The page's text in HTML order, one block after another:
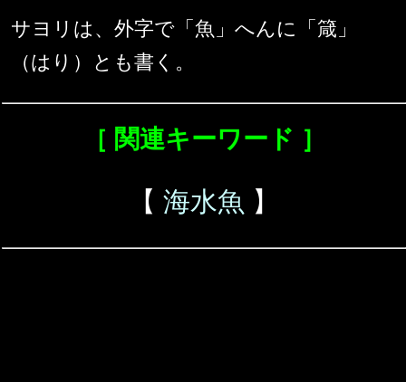
サヨリは、外字で「魚」へんに「箴」
（はり）とも書く。
［ 関連キーワード ］
【 海水魚 】